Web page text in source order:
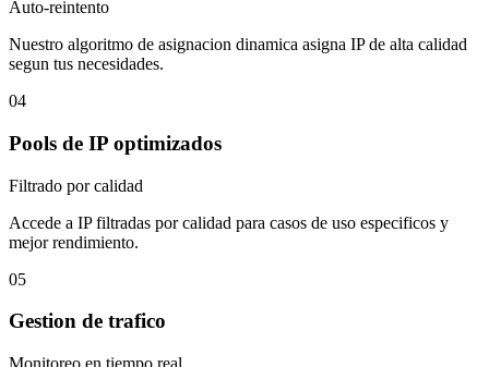
Auto-reintento
Nuestro algoritmo de asignacion dinamica asigna IP de alta calidad
segun tus necesidades.
04
Pools de IP optimizados
Filtrado por calidad
Accede a IP filtradas por calidad para casos de uso especificos y
mejor rendimiento.
05
Gestion de trafico
Monitoreo en tiempo real